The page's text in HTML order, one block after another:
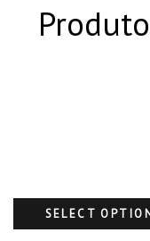
SELECT